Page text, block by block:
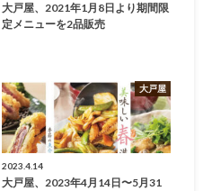
大戸屋、2021年1月8日より期間限
定メニューを2品販売
大戸屋
2023.4.14
大戸屋、2023年4月14日〜5月31